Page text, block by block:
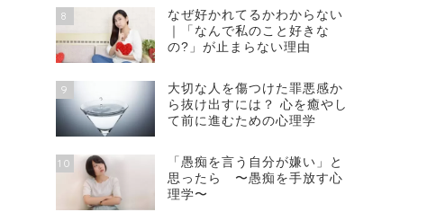
8
なぜ好かれてるかわからない
｜「なんで私のこと好きな
の?」が止まらない理由
9
大切な人を傷つけた罪悪感か
ら抜け出すには？ 心を癒やし
て前に進むための心理学
10
「愚痴を言う自分が嫌い」と
思ったら 〜愚痴を手放す心
理学〜